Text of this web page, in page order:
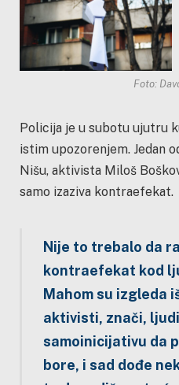
Foto:
Policija je u subotu ujutru
istim upozorenjem. Jedan
Nišu, aktivista Miloš
samo izaziva kontraefekat.
Nije to trebalo da
kontraefekat kod
Mahom su izgleda
aktivisti, znači,
samoinicijativu da
bore, i sad dođe